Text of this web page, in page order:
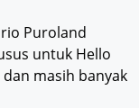
Puroland
untuk Hello
masih banyak